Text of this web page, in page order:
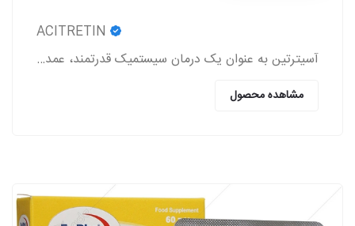
آسیترتین به عنوان یک درمان سیستمیک قدرتمند، عمدتاً در مدیریت اختلالات شدید کراتینیزاسیون پوست به کار می‌رود.
مشاهده محصول